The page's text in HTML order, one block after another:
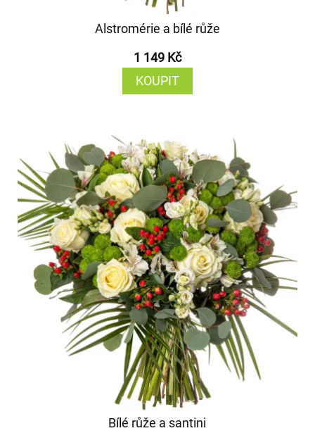
Alstromérie a bílé růže
1 149 Kč
KOUPIT
Bílé růže a santini